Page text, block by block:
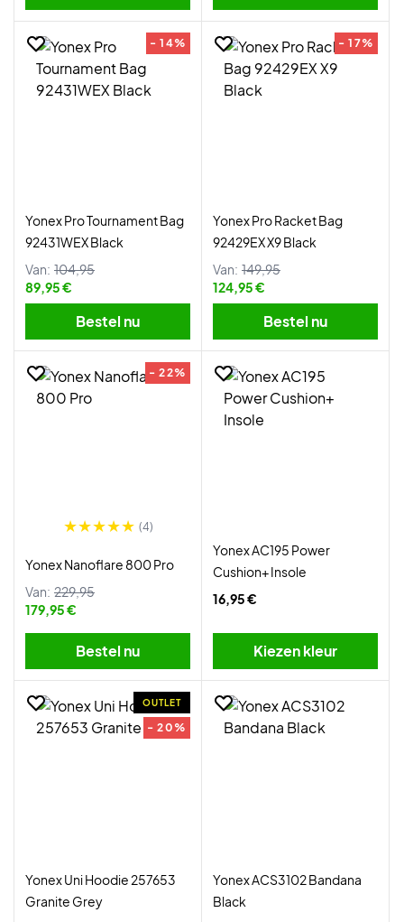
- 14%
Yonex Pro Tournament Bag
92431WEX Black
Van: 104,95
89,95 €
Bestel nu
- 17%
Yonex Pro Racket Bag
92429EX X9 Black
Van: 149,95
124,95 €
Bestel nu
- 22%
(4)
Yonex Nanoflare 800 Pro
Van: 229,95
179,95 €
Bestel nu
Yonex AC195 Power
Cushion+ Insole
16,95 €
Kiezen kleur
OUTLET
- 20%
Yonex Uni Hoodie 257653
Granite Grey
Yonex ACS3102 Bandana
Black